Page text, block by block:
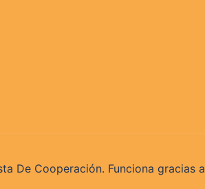
De Cooperación. Funciona gracias a